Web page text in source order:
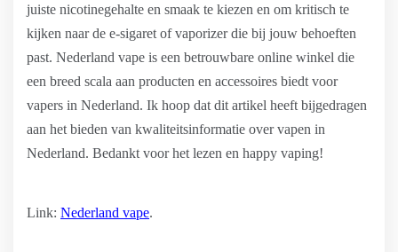
juiste nicotinegehalte en smaak te kiezen en om kritisch te
kijken naar de e-sigaret of vaporizer die bij jouw behoeften
past. Nederland vape is een betrouwbare online winkel die
een breed scala aan producten en accessoires biedt voor
vapers in Nederland. Ik hoop dat dit artikel heeft bijgedragen
aan het bieden van kwaliteitsinformatie over vapen in
Nederland. Bedankt voor het lezen en happy vaping!
Link: Nederland vape.